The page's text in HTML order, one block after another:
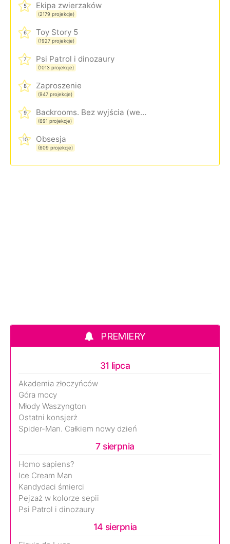
5 Ekipa zwierzaków
(2179 projekcje)
6 Toy Story 5
(1927 projekcje)
7 Psi Patrol i dinozaury
(1013 projekcje)
8 Zaproszenie
(947 projekcje)
9 Backrooms. Bez wyjścia (wersja rozszerzona)
(691 projekcje)
10 Obsesja
(609 projekcje)
PREMIERY
31 lipca
Akademia złoczyńców
Góra mocy
Młody Waszyngton
Ostatni konsjerż
Spider-Man. Całkiem nowy dzień
7 sierpnia
Homo sapiens?
Ice Cream Man
Kandydaci śmierci
Pejzaż w kolorze sepii
Psi Patrol i dinozaury
14 sierpnia